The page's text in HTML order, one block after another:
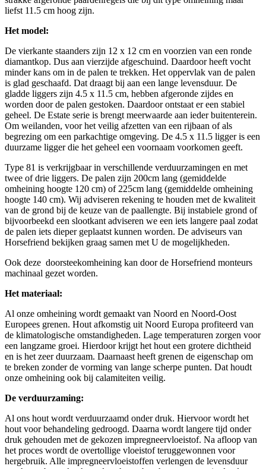
liefst 11.5 cm hoog zijn.
Het model:
De vierkante staanders zijn 12 x 12 cm en voorzien van een ronde
diamantkop. Dus aan vierzijde afgeschuind. Daardoor heeft vocht
minder kans om in de palen te trekken. Het oppervlak van de palen
is glad geschaafd. Dat draagt bij aan een lange levensduur. De
gladde liggers zijn 4.5 x 11.5 cm, hebben afgeronde zijdes en
worden door de palen gestoken. Daardoor ontstaat er een stabiel
geheel. De Estate serie is brengt meerwaarde aan ieder buitenterein.
Om weilanden, voor het veilig afzetten van een rijbaan of als
begrezing om een parkachtige omgeving. De 4.5 x 11.5 ligger is een
duurzame ligger die het geheel een voornaam voorkomen geeft.
Type 81 is verkrijgbaar in verschillende verduurzamingen en met
twee of drie liggers. De palen zijn 200cm lang (gemiddelde
omheining hoogte 120 cm) of 225cm lang (gemiddelde omheining
hoogte 140 cm). Wij adviseren rekening te houden met de kwaliteit
van de grond bij de keuze van de paallengte. Bij instabiele grond of
bijvoorbeekd een slootkant adviseren we een iets langere paal zodat
de palen iets dieper geplaatst kunnen worden. De adviseurs van
Horsefriend bekijken graag samen met U de mogelijkheden.
Ook deze doorsteekomheining kan door de Horsefriend monteurs
machinaal gezet worden.
Het materiaal:
Al onze omheining wordt gemaakt van Noord en Noord-Oost
Europees grenen. Hout afkomstig uit Noord Europa profiteerd van
de klimatologische omstandigheden. Lage temperaturen zorgen voor
een langzame groei. Hierdoor krijgt het hout een grotere dichtheid
en is het zeer duurzaam. Daarnaast heeft grenen de eigenschap om
te breken zonder de vorming van lange scherpe punten. Dat houdt
onze omheining ook bij calamiteiten veilig.
De verduurzaming:
Al ons hout wordt verduurzaamd onder druk. Hiervoor wordt het
hout voor behandeling gedroogd. Daarna wordt langere tijd onder
druk gehouden met de gekozen impregneervloeistof. Na afloop van
het proces wordt de overtollige vloeistof teruggewonnen voor
hergebruik. Alle impregneervloeistoffen verlengen de levensduur